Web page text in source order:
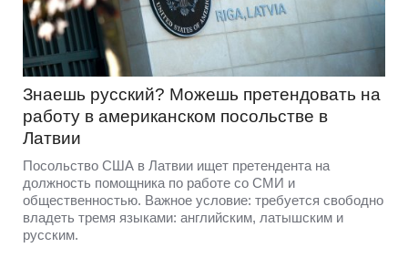
Знаешь русский? Можешь претендовать на
работу в американском посольстве в
Латвии
Посольство США в Латвии ищет претендента на
должность помощника по работе со СМИ и
общественностью. Важное условие: требуется свободно
владеть тремя языками: английским, латышским и
русским.